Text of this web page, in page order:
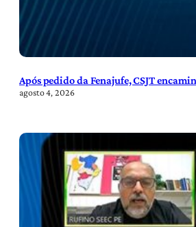
Após pedido da Fenajufe, CSJT
agosto 4, 2026